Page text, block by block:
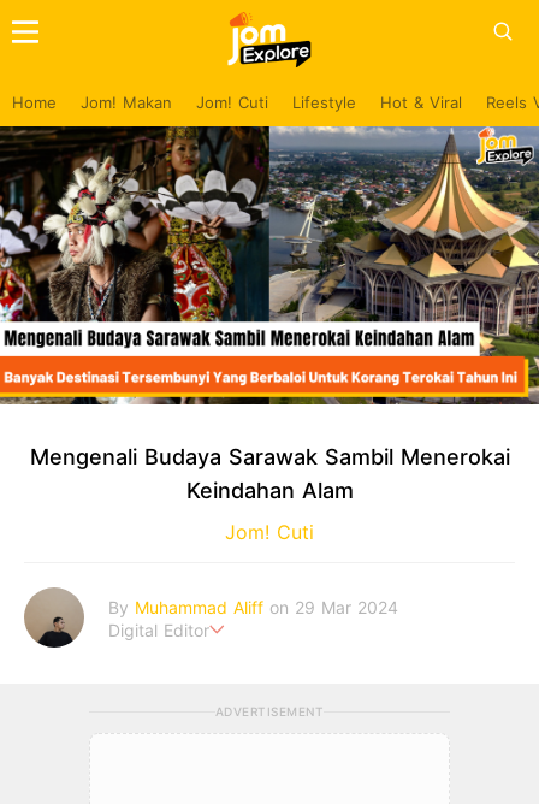
Home Jom! Makan Jom! Cuti Lifestyle Hot & Viral Reels
Mengenali Budaya Sarawak Sambil Menerokai
Keindahan Alam
Jom! Cuti
By Muhammad Aliff on 29 Mar 2024
Digital Editor
ADVERTISEMENT